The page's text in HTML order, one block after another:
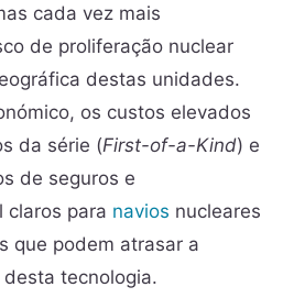
cada vez mais
de proliferação nuclear
destas unidades.
os custos elevados
da série (First-of-a-Kind) e
de seguros e
claros para navios nucleares
que podem atrasar a
tecnologia.